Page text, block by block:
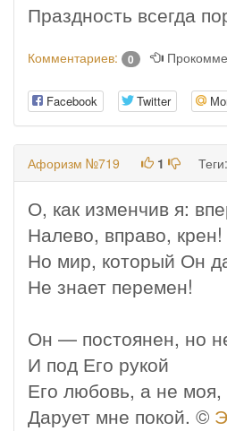
Праздность всегда
Комментариев: 0
Facebook Twitter
Афоризм №719 1 Теги:
О, как изменчив я:
Налево, вправо, крен!
Но мир, который Он
Не знает перемен!
Он — постоянен, но
И под Его рукой
Его любовь, а не моя,
Дарует мне покой. ©